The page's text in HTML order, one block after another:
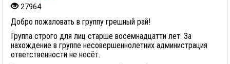
27964
Добро пожаловать в группу грешный рай!
Группа строго для лиц старше восемнадцатти лет. За
нахождение в группе несовершеннолетних администрация
ответственности не несёт.